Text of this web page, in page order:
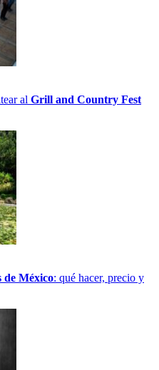
al Grill and Country Fest
de México: qué hacer, precio y